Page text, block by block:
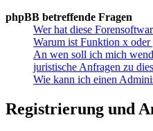
phpBB betreffende Fragen
Wer hat diese
Warum ist Funktion x oder
An wen soll ich mich
juristische Anfragen zu
Wie kann ich einen
Registrierung und